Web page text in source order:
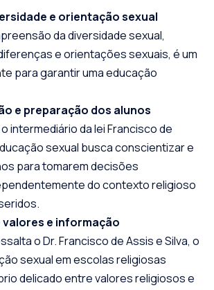
e orientação sexual
da diversidade sexual,
e orientações sexuais, é um
para garantir uma educação
e preparação dos alunos
intermediário da lei Francisco de
sexual busca conscientizar e
para tomarem decisões
do contexto religioso
e informação
o Dr. Francisco de Assis e Silva, o
sexual em escolas religiosas
delicado entre valores religiosos e